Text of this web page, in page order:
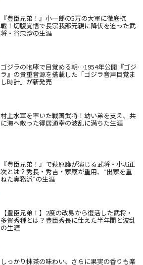
『豊臣兄弟！』小一郎の5万の大軍に徹底抗
戦！切腹覚悟で長宗我部元親に降伏を迫った武
将・谷忠澄の生涯
ゴジラの咆哮で目覚める朝…1954年公開『ゴジ
ラ』の貴重音源を搭載した「ゴジラ音声目覚ま
し時計」が新発売
村上水軍を率いた戦国武将！幼い弟を支え、共
に海へ散った得居通幸の波乱に満ちた生涯
『豊臣兄弟！』で萩原護が演じる武将・小堀正
次とは？秀長・秀吉・家康が重用、“出家を重
ねた実務派”の生涯
【豊臣兄弟！】2度の改易から復活した武将・
多賀秀種とは？豊臣秀長に仕えた半年間と波乱
の生涯
しっかり抹茶の味わい、さらに果実の香りも楽